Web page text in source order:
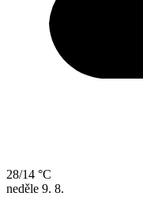
28/14 °C
neděle 9. 8.